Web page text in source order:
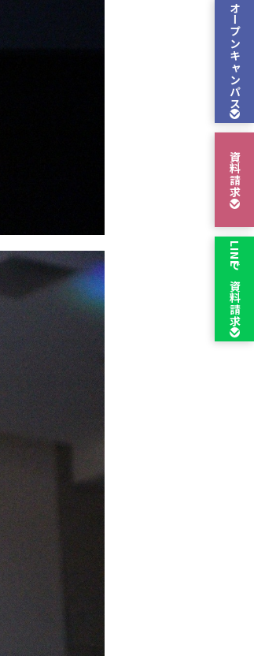
オープン
キャンパス
資料請求
LINEで
資料請求